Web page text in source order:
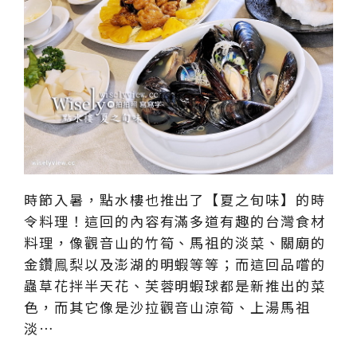
時節入暑，點水樓也推出了【夏之旬味】的時
令料理！這回的內容有滿多道有趣的台灣食材
料理，像觀音山的竹筍、馬祖的淡菜、關廟的
金鑽鳯梨以及澎湖的明蝦等等；而這回品嚐的
蟲草花拌半天花、芙蓉明蝦球都是新推出的菜
色，而其它像是沙拉觀音山涼筍、上湯馬祖
淡…